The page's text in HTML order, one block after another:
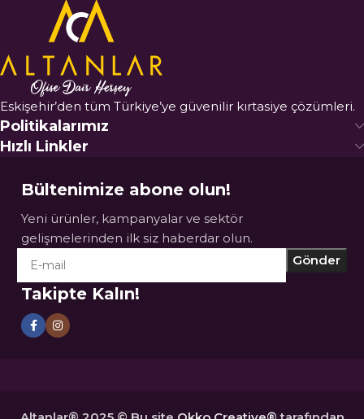
Eskişehir’den tüm Türkiye’ye güvenilir kırtasiye çözümleri.
Politikalarımız
Hızlı Linkler
Bültenimize abone olun!
Yeni ürünler, kampanyalar ve sektör
gelişmelerinden ilk siz haberdar olun.
Takipte Kalın!